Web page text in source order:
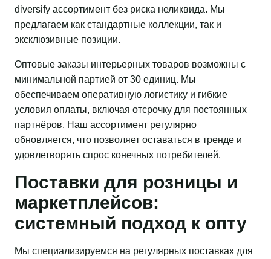
diversify ассортимент без риска неликвида. Мы
предлагаем как стандартные коллекции, так и
эксклюзивные позиции.
Оптовые заказы интерьерных товаров возможны с
минимальной партией от 30 единиц. Мы
обеспечиваем оперативную логистику и гибкие
условия оплаты, включая отсрочку для постоянных
партнёров. Наш ассортимент регулярно
обновляется, что позволяет оставаться в тренде и
удовлетворять спрос конечных потребителей.
Поставки для розницы и
маркетплейсов:
системный подход к опту
Мы специализируемся на регулярных поставках для